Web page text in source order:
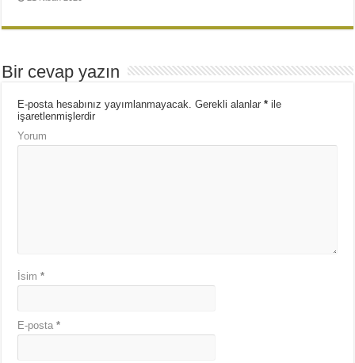
Bir cevap yazın
E-posta hesabınız yayımlanmayacak. Gerekli alanlar* ile
işaretlenmişlerdir
Yorum
İsim*
E-posta*